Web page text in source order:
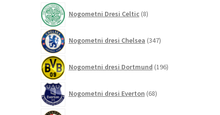
Nogometni Dresi Celtic 8izdelkov
Nogometni dresi Chelsea 347izdelkov
Nogometni dresi Dortmund 196izdelkov
Nogometni dresi Everton 68izdelkov